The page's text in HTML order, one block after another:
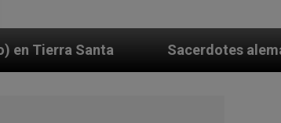
Sacerdotes alemanes fieles al Papa